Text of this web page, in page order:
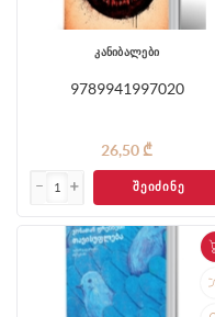
კანიბალები
9789941997020
26,50 ₾
ᲨᲔᲘᲫᲘᲜᲔ